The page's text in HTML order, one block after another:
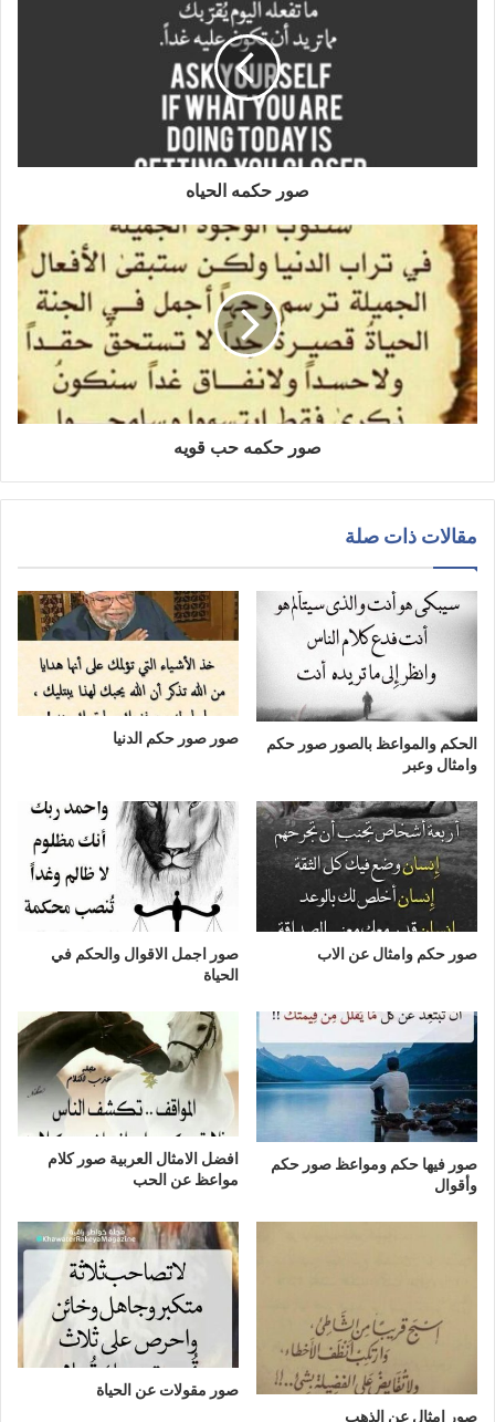
صور حكمه الحياه
صور حكمه حب قويه
مقالات ذات صلة
الحكم والمواعظ بالصور صور حكم
وامثال وعبر
صور صور حكم الدنيا
صور حكم وامثال عن الاب
صور اجمل الاقوال والحكم في
الحياة
صور فيها حكم ومواعظ صور حكم
وأقوال
افضل الامثال العربية صور كلام
مواعظ عن الحب
صور امثال عن الذهب
صور مقولات عن الحياة